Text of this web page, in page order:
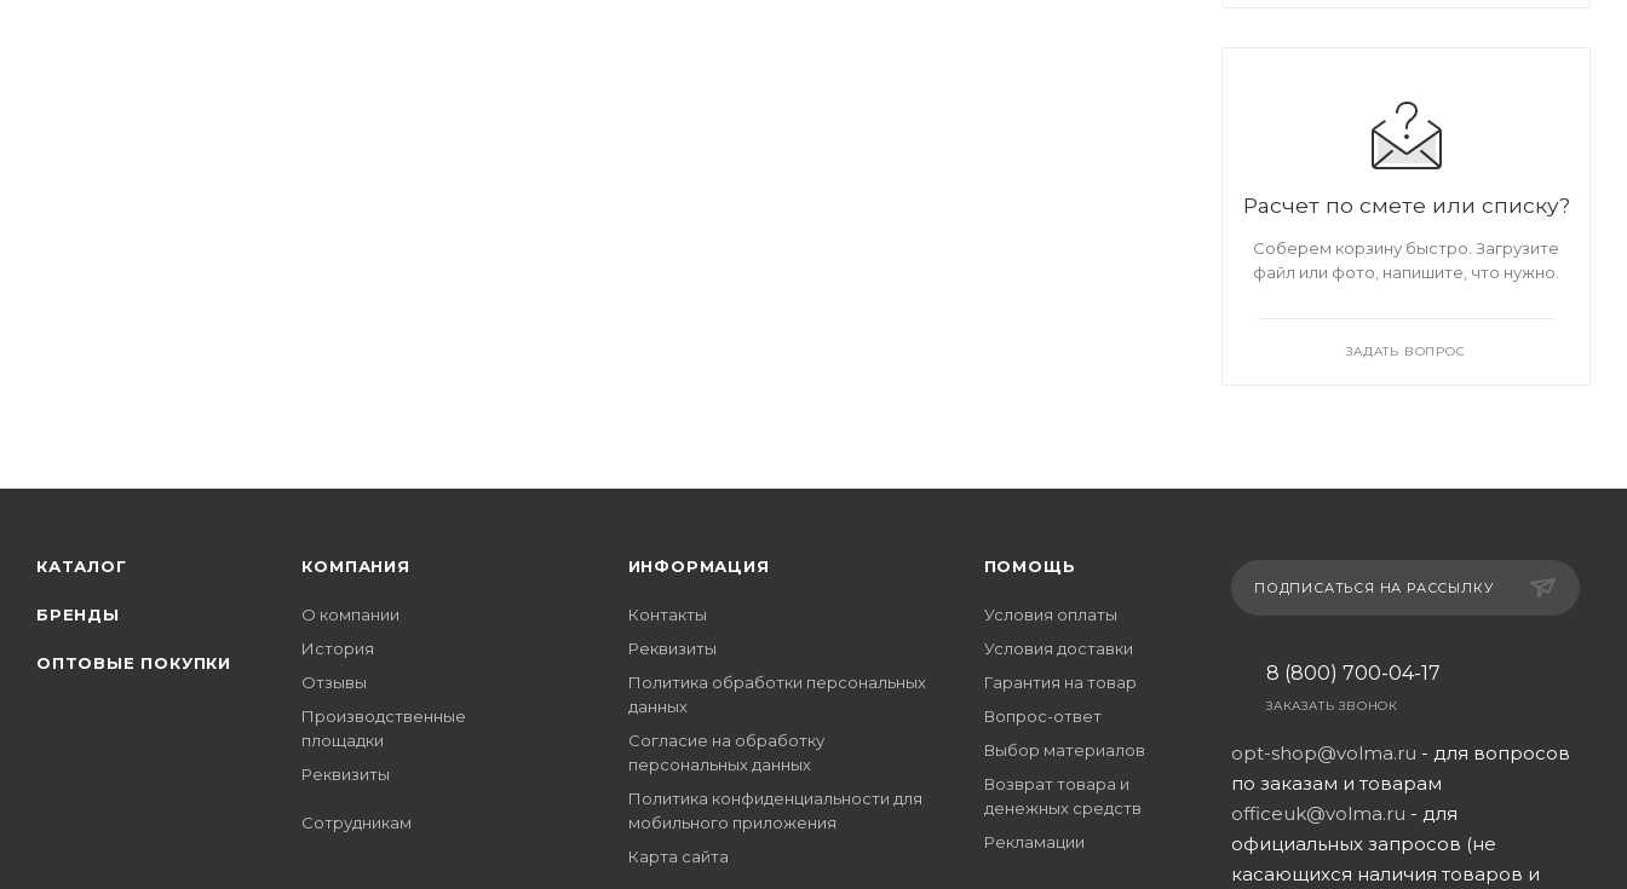
Расчет по смете или списку?
Соберем корзину быстро. Загрузите
файл или фото, напишите, что нужно.
ЗАДАТЬ ВОПРОС
КАТАЛОГ
БРЕНДЫ
ОПТОВЫЕ ПОКУПКИ
КОМПАНИЯ
О компании
История
Отзывы
Производственные
площадки
Реквизиты
Сотрудникам
ИНФОРМАЦИЯ
Контакты
Реквизиты
Политика обработки персональных
данных
Согласие на обработку
персональных данных
Политика конфиденциальности для
мобильного приложения
Карта сайта
ПОМОЩЬ
Условия оплаты
Условия доставки
Гарантия на товар
Вопрос-ответ
Выбор материалов
Возврат товара и
денежных средств
Рекламации
ПОДПИСАТЬСЯ НА РАССЫЛКУ
8 (800) 700-04-17
ЗАКАЗАТЬ ЗВОНОК
opt-shop@volma.ru - для вопросов
по заказам и товарам
officeuk@volma.ru - для
официальных запросов (не
касающихся наличия товаров и